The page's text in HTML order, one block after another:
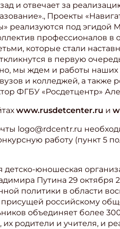
и отвечает за
Проекты
реализуются под
профессионалов в
которые стали
в первую
мы ждем и работы наших
и колледжей, а
ФГБУ «Росдетцентр»
www.rusdetcenter.ru и
logo@rdcentr.ru
работу (пункт 5
юношеская
Путина 29 октября
политики в области
российскому
объединяет более
родители и учителя, и